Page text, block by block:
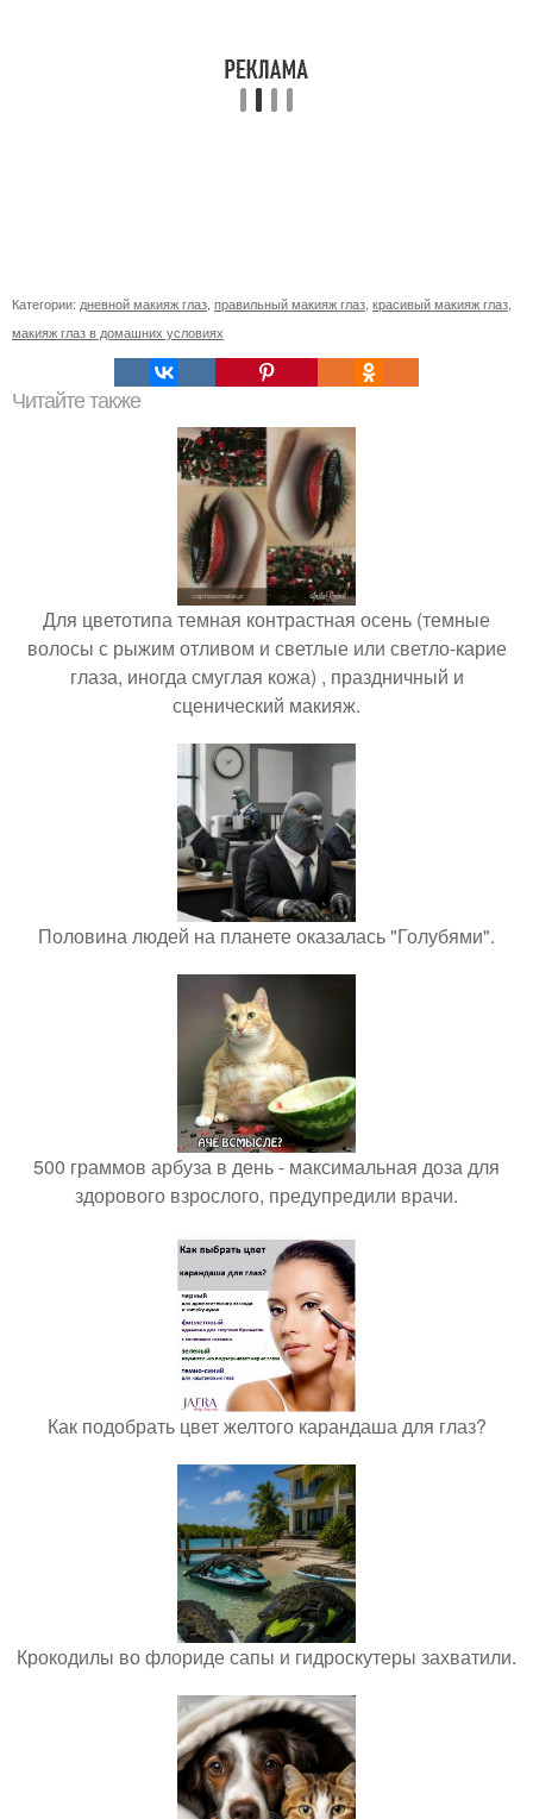
Категории: дневной макияж глаз, правильный макияж глаз, красивый макияж глаз,
макияж глаз в домашних условиях
Читайте также
Для цветотипа темная контрастная осень (темные
волосы с рыжим отливом и светлые или светло-карие
глаза, иногда смуглая кожа) , праздничный и
сценический макияж.
Половина людей на планете оказалась "Голубями".
500 граммов арбуза в день - максимальная доза для
здорового взрослого, предупредили врачи.
Как подобрать цвет желтого карандаша для глаз?
Крокодилы во флориде сапы и гидроскутеры захватили.